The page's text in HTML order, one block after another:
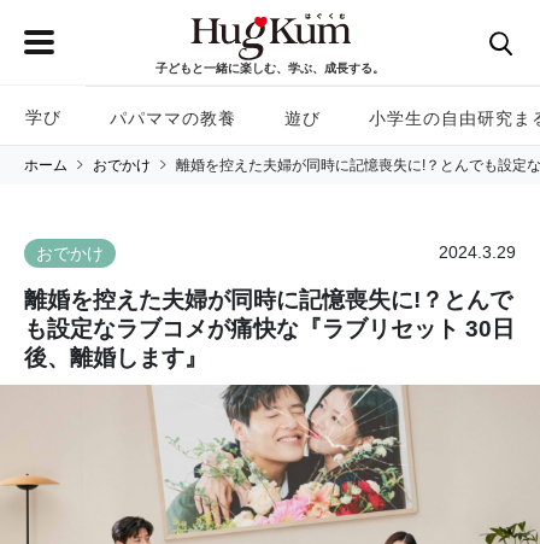
子どもと一緒に楽しむ、学ぶ、成長する。
学び パパママの教養 遊び 小学生の自由研究ま
ホーム おでかけ 離婚を控えた夫婦が同時に記憶喪失に!？とんでも設定
おでかけ 2024.3.29
離婚を控えた夫婦が同時に記憶喪失に!？とんで
も設定なラブコメが痛快な『ラブリセット 30日
後、離婚します』